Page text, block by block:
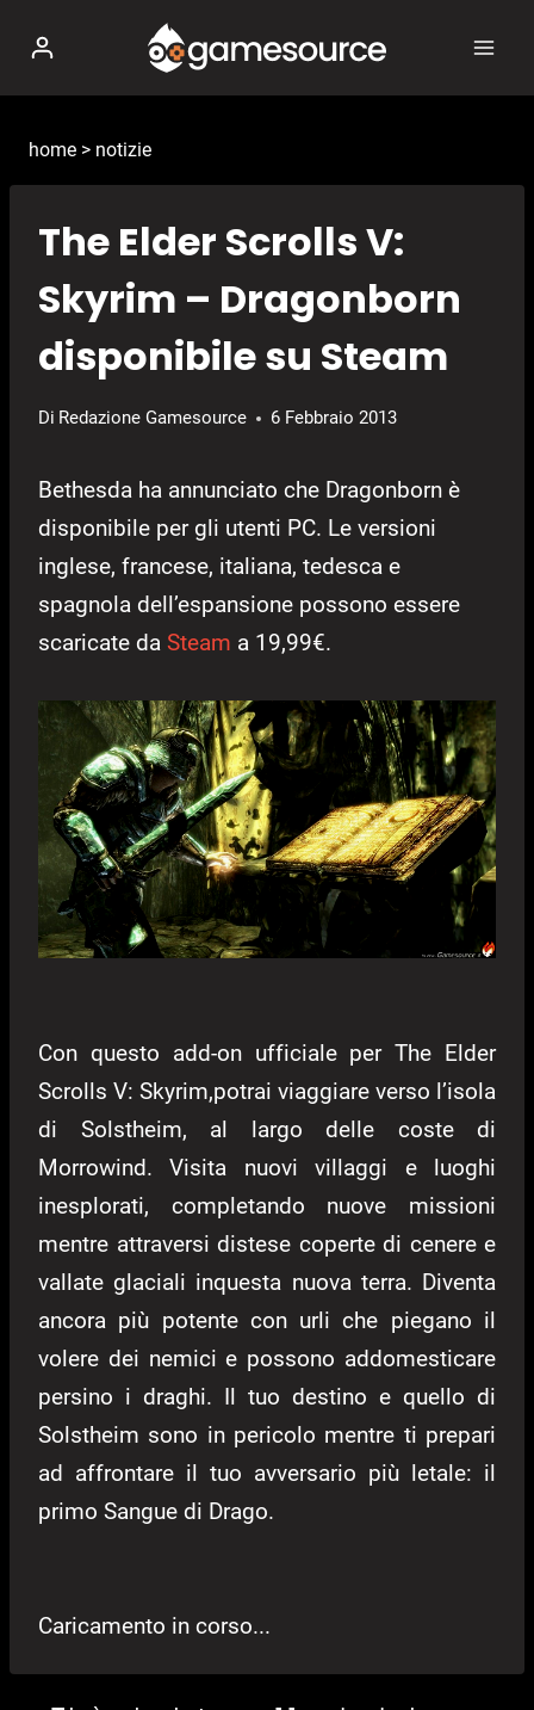
contenuto
home > notizie
The Elder Scrolls V:
Skyrim – Dragonborn
disponibile su Steam
Di Redazione Gamesource 6 Febbraio 2013
Bethesda ha annunciato che Dragonborn è
disponibile per gli utenti PC. Le versioni
inglese, francese, italiana, tedesca e
spagnola dell’espansione possono essere
scaricate da Steam a 19,99€.
Con questo add-on ufficiale per The Elder
Scrolls V: Skyrim,potrai viaggiare verso l’isola
di Solstheim, al largo delle coste di
Morrowind. Visita nuovi villaggi e luoghi
inesplorati, completando nuove missioni
mentre attraversi distese coperte di cenere e
vallate glaciali inquesta nuova terra. Diventa
ancora più potente con urli che piegano il
volere dei nemici e possono addomesticare
persino i draghi. Il tuo destino e quello di
Solstheim sono in pericolo mentre ti prepari
ad affrontare il tuo avversario più letale: il
primo Sangue di Drago.
Caricamento in corso...